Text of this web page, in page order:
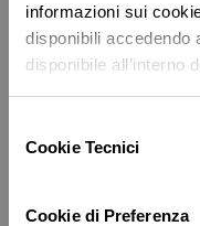
informazioni sui
disponibili accedendo
disponibile all’interno
delCookie Tecnici
Cookie di Preferenza